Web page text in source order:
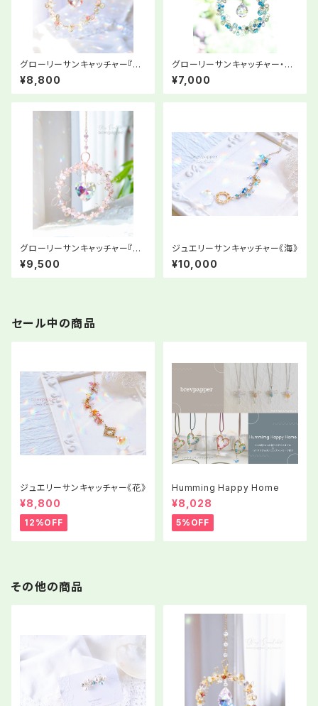
グローリーサンキャッチャー『わ
たしを愉しむ』
¥8,800
グローリーサンキャッチャー・ブ
ルーカラー
¥7,000
グローリーサンキャッチャー『ま
ずは自分に花を一輪』
¥9,500
ジュエリーサンキャッチャー《海》
¥10,000
セール中の商品
ジュエリーサンキャッチャー《花》
¥8,800
12%OFF
Humming Happy Home
¥8,028
5%OFF
その他の商品